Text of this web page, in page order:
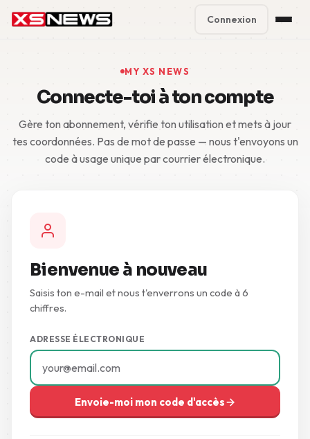
Block Accounts
Support
Contact
5 Day Pass
Connexion
MY XS NEWS
Connecte-toi à ton compte
Gère ton abonnement, vérifie ton utilisation et mets à jour
tes coordonnées. Pas de mot de passe — nous t'envoyons un
code à usage unique par courrier électronique.
Bienvenue à nouveau
Saisis ton e-mail et nous t'enverrons un code à 6
chiffres.
ADRESSE ÉLECTRONIQUE
Envoie-moi mon code d'accès